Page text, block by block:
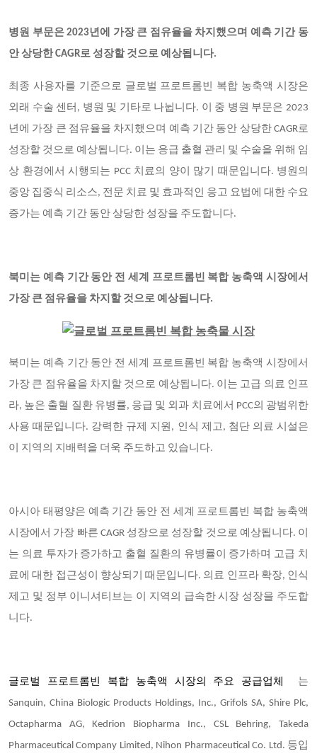
병원 부문은 2023년에 가장 큰 점유율을 차지했으며 예측 기간 동
안 상당한 CAGR로 성장할 것으로 예상됩니다.
최종 사용자를 기준으로 글로벌 프로트롬빈 복합 농축액 시장은
외래 수술 센터, 병원 및 기타로 나뉩니다. 이 중 병원 부문은 2023
년에 가장 큰 점유율을 차지했으며 예측 기간 동안 상당한 CAGR로
성장할 것으로 예상됩니다. 이는 응급 출혈 관리 및 수술을 위해 임
상 환경에서 시행되는 PCC 치료의 양이 많기 때문입니다. 병원의
중앙 집중식 리소스, 전문 치료 및 효과적인 응고 요법에 대한 수요
증가는 예측 기간 동안 상당한 성장을 주도합니다.
북미는 예측 기간 동안 전 세계 프로트롬빈 복합 농축액 시장에서
가장 큰 점유율을 차지할 것으로 예상됩니다.
북미는 예측 기간 동안 전 세계 프로트롬빈 복합 농축액 시장에서
가장 큰 점유율을 차지할 것으로 예상됩니다. 이는 고급 의료 인프
라, 높은 출혈 질환 유병률, 응급 및 외과 치료에서 PCC의 광범위한
사용 때문입니다. 강력한 규제 지원, 인식 제고, 첨단 의료 시설은
이 지역의 지배력을 더욱 주도하고 있습니다.
아시아 태평양은 예측 기간 동안 전 세계 프로트롬빈 복합 농축액
시장에서 가장 빠른 CAGR 성장으로 성장할 것으로 예상됩니다. 이
는 의료 투자가 증가하고 출혈 질환의 유병률이 증가하며 고급 치
료에 대한 접근성이 향상되기 때문입니다. 의료 인프라 확장, 인식
제고 및 정부 이니셔티브는 이 지역의 급속한 시장 성장을 주도합
니다.
글로벌 프로트롬빈 복합 농축액 시장의 주요 공급업체
는
Sanquin, China Biologic Products Holdings, Inc., Grifols SA, Shire Plc,
Octapharma AG, Kedrion Biopharma Inc., CSL Behring, Takeda
Pharmaceutical Company Limited, Nihon Pharmaceutical Co. Ltd. 등입